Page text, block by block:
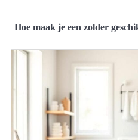
Hoe maak je een zolder